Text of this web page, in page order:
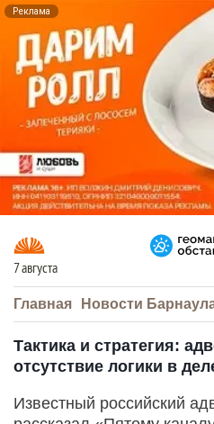
Реклама
7 августа
Главная Новости
Тактика и стратегия:
отсутствие логики в
Известный российский